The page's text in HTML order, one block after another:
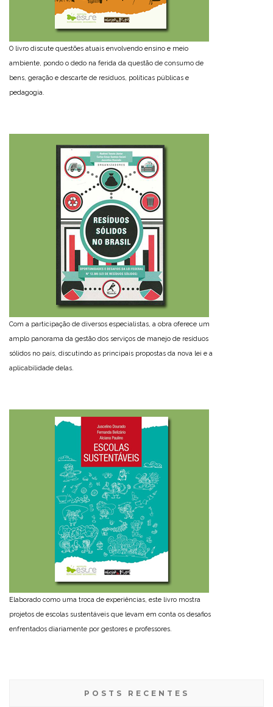
O livro discute questões atuais envolvendo ensino e meio
ambiente, pondo o dedo na ferida da questão de consumo de
bens, geração e descarte de resíduos, políticas públicas e
pedagogia.
Com a participação de diversos especialistas, a obra oferece um
amplo panorama da gestão dos serviços de manejo de resíduos
sólidos no país, discutindo as principais propostas da nova lei e a
aplicabilidade delas.
Elaborado como uma troca de experiências, este livro mostra
projetos de escolas sustentáveis que levam em conta os desafios
enfrentados diariamente por gestores e professores.
POSTS RECENTES